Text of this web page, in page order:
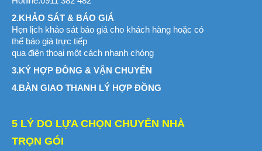
2.KHẢO SÁT & BÁO GIÁ
Hẹn lịch khảo sát báo giá cho khách hàng hoặc có
thể báo giá trực tiếp
qua điện thoại một cách nhanh chóng
3.KÝ HỢP ĐỒNG & VẬN CHUYỂN
4.BÀN GIAO THANH LÝ HỢP ĐỒNG
5 LÝ DO LỰA CHỌN CHUYỂN NHÀ
TRỌN GÓI